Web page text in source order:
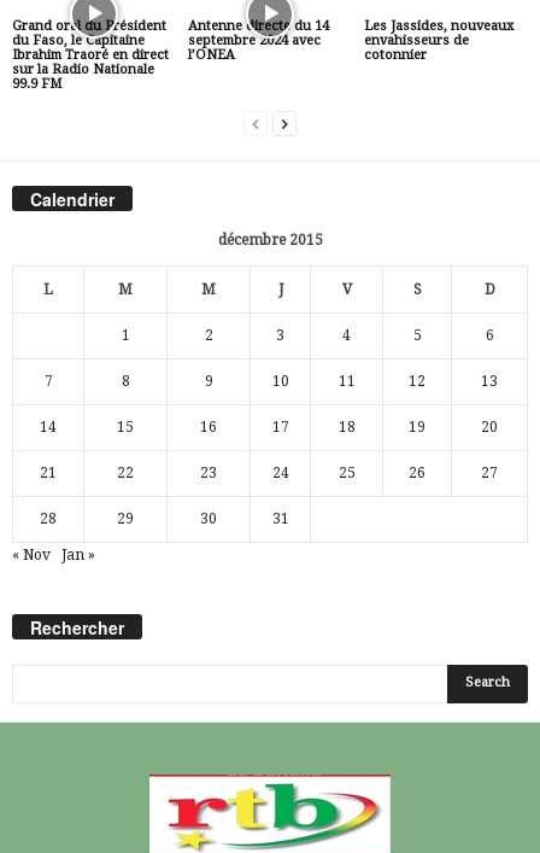
Grand oral du Président
du Faso, le Capitaine
Ibrahim Traoré en direct
sur la Radio Nationale
99.9 FM
Antenne directe du 14
septembre 2024 avec
l’ONEA
Les Jassides, nouveaux
envahisseurs de
cotonnier
Calendrier
décembre 2015
L M M J V S D
1 2 3 4 5 6
7 8 9 10 11 12 13
14 15 16 17 18 19 20
21 22 23 24 25 26 27
28 29 30 31
« Nov Jan »
Rechercher